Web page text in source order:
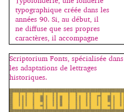
typographique créée dans les
années 90. Si, au début, il
ne diffuse que ses propres
caractères, il accompagne
maintenant d’autres créateurs
qu’il commercialise également.
En parallèle, il est à la tête
de ZeCraft qui crée des
caractères sur-mesure pour des
entreprises, des
marques. Créateur de
Scriptorium Fonts, spécialisée dans
les adaptations de lettrages
historiques.